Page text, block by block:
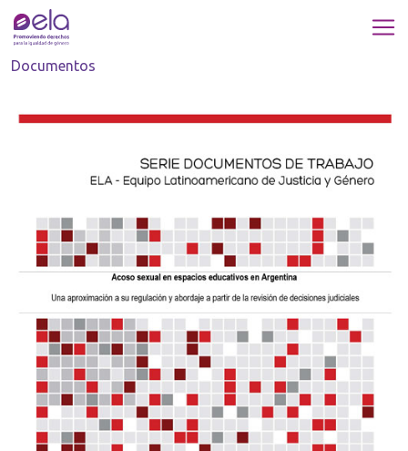
Documentos